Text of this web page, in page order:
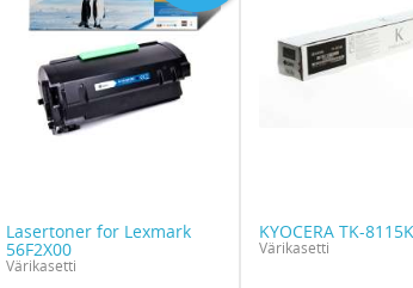
Lasertoner for Lexmark
56F2X00
Värikasetti
KYOCERA TK-
Värikasetti